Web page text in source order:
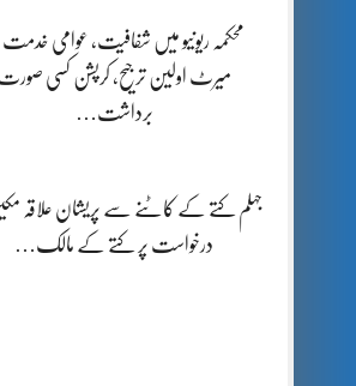
محکمہ ریونیو میں شفافیت، عوامی خدمت
میرٹ اولین ترجیح، کرپشن کسی
برداشت…
جہلم کتے کے کاٹنے سے پریشان علاقہ
درخواست پر کتے کے مالک…